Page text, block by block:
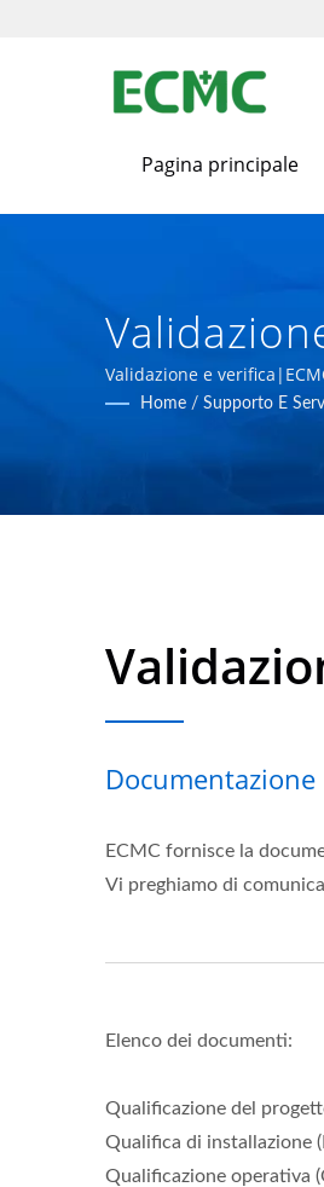
Pagina principale
E
Validazione e
più avanzati.
Home / Supporto E
ECMC fornisce la
Vi preghiamo di
Elenco dei documenti:
Qualificazione del
Qualifica di installazione
Qualificazione operativa